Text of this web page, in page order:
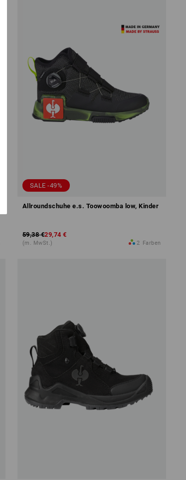
SALE -49%
Allroundschuhe e.s. Toowoomba low, Kinder
59,38 €29,74 €
(m. MwSt.) 2 Farben